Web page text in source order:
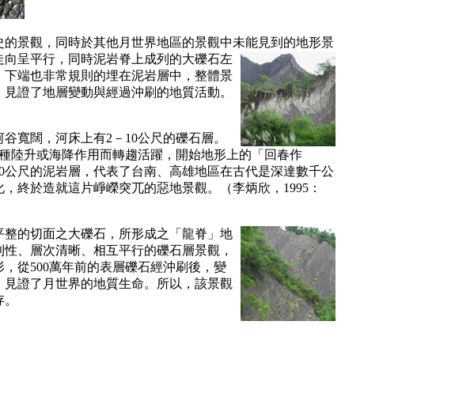
景觀，同時於其他月世界地區的景觀中未能見到的地形景
呈平行，同時泥岩脊上成列的大礫石左
端也非常規則的埋在泥岩層中，整體景
證了地層變動與經過沖刷的地質活動。
闊，河床上有2－10公尺的礫石層。
陸升或海降作用而轉趨活躍，開始地形上的「回春作
尺的泥岩層，代表了台南、高雄地區在古代是深達數千公
終於造就這片崢嶸突兀的惡地景觀。（李炳欣，1995：
的切面之大礫石，所形成之「龍脊」地
、層次清晰、相互平行的礫石層景觀，
從500萬年前的表層礫石經沖刷後，變
證了月世界的地質生命。所以，該景觀